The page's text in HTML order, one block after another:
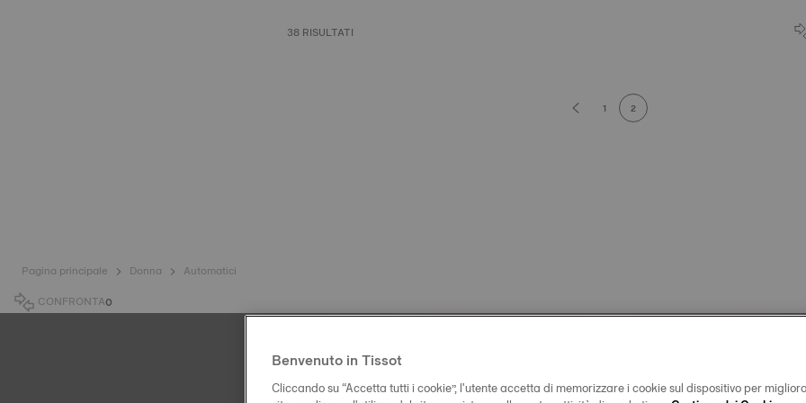
38 RISULTATI
1 2
Pagina principale Donna
Automatici
CONFRONTA0
Official Timekeeper
Benvenuto in Tissot
Cliccando su “Accetta tutti i cookie”, l'utente accetta di memorizzare i cookie sul dispositivo per